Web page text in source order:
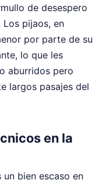
de desespero
pijaos, en
por parte de su
lo que les
aburridos pero
largos pasajes del
en la
bien escaso en